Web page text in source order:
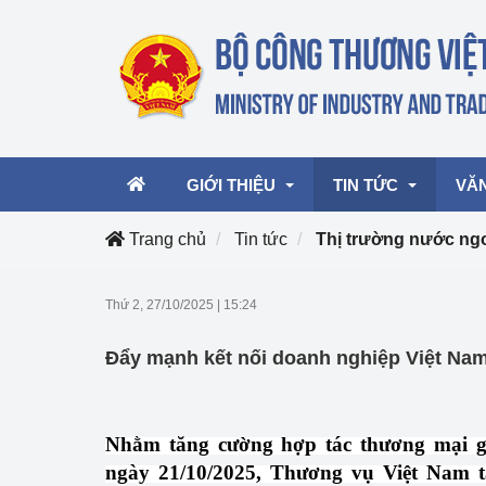
GIỚI THIỆU TIN TỨC
mại, Dịch vụ Việt
Hoạt động của Bộ
Trang chủ Tin tức Thị trường nước
Thứ 2, 27/10/2025 15:24
Đẩy mạnh kết nối doanh nghiệp Việt
Nhằm tăng cường hợp tác thương mại
ngày 21/10/2025, Thương vụ Việt Nam